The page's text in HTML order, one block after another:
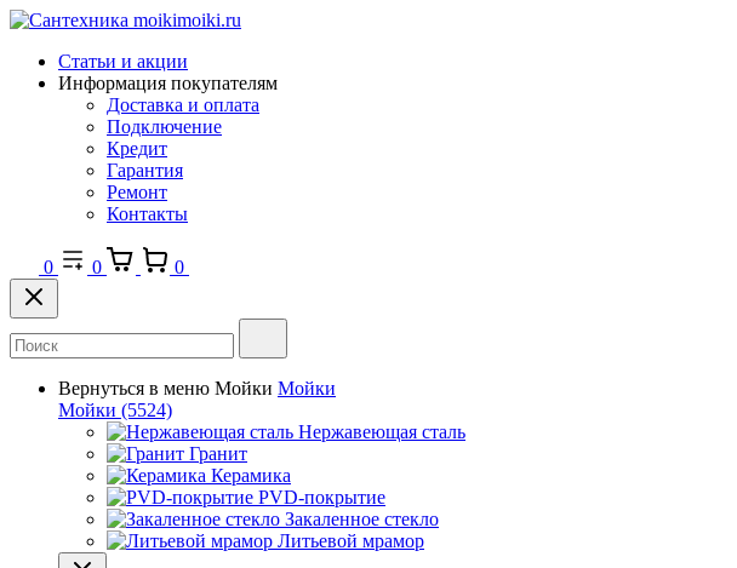
Статьи и акции
Информация покупателям
Доставка и оплата
Подключение
Кредит
Гарантия
Ремонт
Контакты
0 0 0
Вернуться в меню Мойки Мойки
Мойки (5524)
Нержавеющая сталь
Гранит
Керамика
PVD-покрытие
Закаленное стекло
Литьевой мрамор